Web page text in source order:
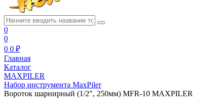
0
0
0 0 ₽
Главная
Каталог
MAXPILER
Набор инструмента MaxPiler
Вороток шарнирный (1/2", 250мм) MFR-10 MAXPILER